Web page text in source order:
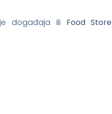
događaja ili Food Store